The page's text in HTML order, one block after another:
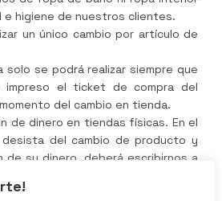
e higiene de nuestros clientes.
un único cambio por artículo de
solo se podrá realizar siempre que
el ticket de compra del
del cambio en tienda.
de dinero en tiendas físicas. En el
del cambio de producto y
de su dinero, deberá escribirnos a
reembolso.